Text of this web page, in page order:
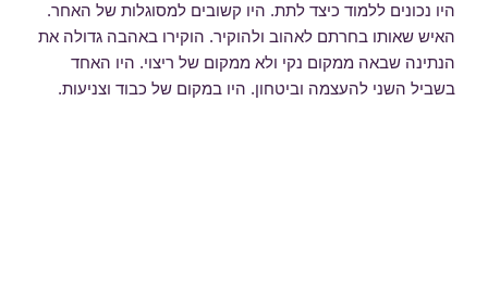
היו נכונים ללמוד כיצד לתת. היו קשובים למסוגלות של האחר.
האיש שאותו בחרתם לאהוב ולהוקיר. הוקירו באהבה גדולה את
הנתינה שבאה ממקום נקי ולא ממקום של ריצוי. היו האחד
בשביל השני להעצמה וביטחון. היו במקום של כבוד וצניעות.